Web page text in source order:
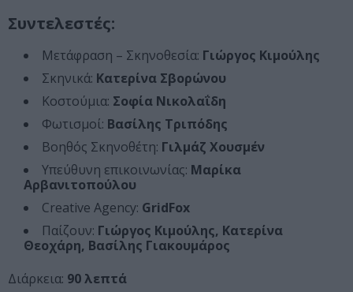
Συντελεστές:
Μετάφραση – Σκηνοθεσία: Γιώργος Κιμούλης
Σκηνικά: Κατερίνα Σβορώνου
Κοστούμια: Σοφία Νικολαΐδη
Φωτισμοί: Βασίλης Τριπόδης
Βοηθός Σκηνοθέτη: Γιλμάζ Χουσμέν
Υπεύθυνη επικοινωνίας: Μαρίκα
Αρβανιτοπούλου
Creative Agency: GridFox
Παίζουν: Γιώργος Κιμούλης, Κατερίνα
Θεοχάρη, Βασίλης Γιακουμάρος
Διάρκεια: 90 λεπτά